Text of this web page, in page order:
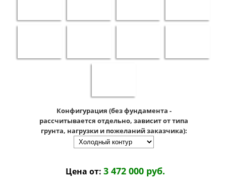
Конфигурация (без фундамента -
рассчитывается отдельно, зависит от типа
грунта, нагрузки и пожеланий заказчика):
Цена от: 3 472 000 руб.